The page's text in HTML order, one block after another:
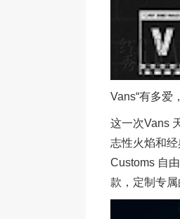
Vans“有多爱
这一次Vans
志性火焰和
Customs 自
款，定制专属